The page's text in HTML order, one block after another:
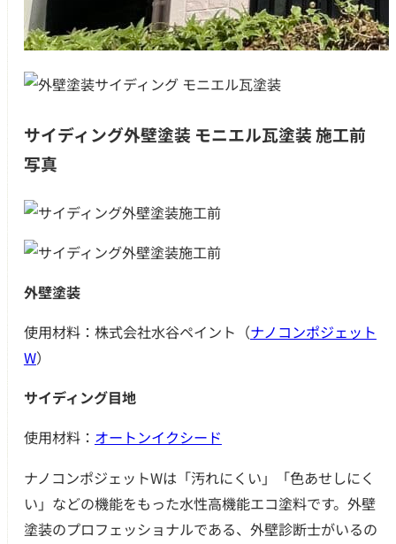
サイディング外壁塗装 モニエル瓦塗装 施工前
写真
外壁塗装
使用材料：株式会社水谷ペイント（ナノコンポジェット
W）
サイディング目地
使用材料： オートンイクシード
ナノコンポジェットWは「汚れにくい」「色あせしにく
い」などの機能をもった水性高機能エコ塗料です。外壁
塗装のプロフェッショナルである、外壁診断士がいるの